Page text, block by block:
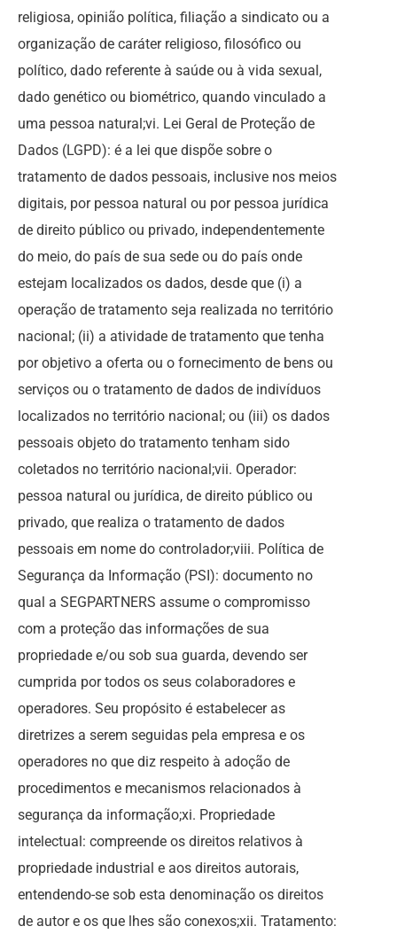
religiosa, opinião política, filiação a sindicato ou a
organização de caráter religioso, filosófico ou
político, dado referente à saúde ou à vida sexual,
dado genético ou biométrico, quando vinculado a
uma pessoa natural;vi. Lei Geral de Proteção de
Dados (LGPD): é a lei que dispõe sobre o
tratamento de dados pessoais, inclusive nos meios
digitais, por pessoa natural ou por pessoa jurídica
de direito público ou privado, independentemente
do meio, do país de sua sede ou do país onde
estejam localizados os dados, desde que (i) a
operação de tratamento seja realizada no território
nacional; (ii) a atividade de tratamento que tenha
por objetivo a oferta ou o fornecimento de bens ou
serviços ou o tratamento de dados de indivíduos
localizados no território nacional; ou (iii) os dados
pessoais objeto do tratamento tenham sido
coletados no território nacional;vii. Operador:
pessoa natural ou jurídica, de direito público ou
privado, que realiza o tratamento de dados
pessoais em nome do controlador;viii. Política de
Segurança da Informação (PSI): documento no
qual a SEGPARTNERS assume o compromisso
com a proteção das informações de sua
propriedade e/ou sob sua guarda, devendo ser
cumprida por todos os seus colaboradores e
operadores. Seu propósito é estabelecer as
diretrizes a serem seguidas pela empresa e os
operadores no que diz respeito à adoção de
procedimentos e mecanismos relacionados à
segurança da informação;xi. Propriedade
intelectual: compreende os direitos relativos à
propriedade industrial e aos direitos autorais,
entendendo-se sob esta denominação os direitos
de autor e os que lhes são conexos;xii. Tratamento: